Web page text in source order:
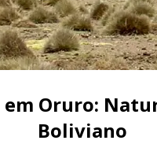
Oruro:
Boliviano